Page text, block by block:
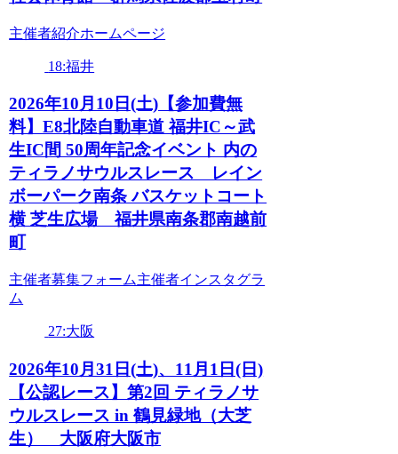
主催者紹介ホームページ
18:福井
2026年10月10日(土)【参加費無
料】E8北陸自動車道 福井IC～武
生IC間 50周年記念イベント 内の
ティラノサウルスレース レイン
ボーパーク南条 バスケットコート
横 芝生広場 福井県南条郡南越前
町
主催者募集フォーム主催者インスタグラ
ム
27:大阪
2026年10月31日(土)、11月1日(日)
【公認レース】第2回 ティラノサ
ウルスレース in 鶴見緑地（大芝
生） 大阪府大阪市